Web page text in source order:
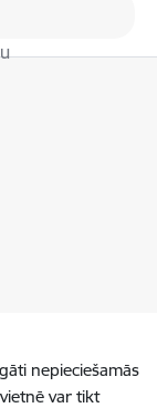
nepieciešamās
var tikt